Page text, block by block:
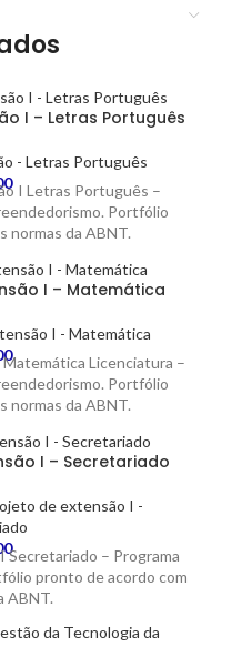
I – Letras Português
- Letras Português
I Letras Português –
Portfólio
normas da ABNT.
I – Matemática
I - Matemática
Licenciatura –
Portfólio
normas da ABNT.
I – Secretariado
de extensão I -
– Programa
pronto de acordo com
ABNT.